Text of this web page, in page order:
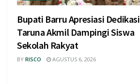
Bupati Barru Apresiasi Dedikasi
Taruna Akmil Dampingi Siswa
Sekolah Rakyat
BY RISCO AGUSTUS 6, 2026